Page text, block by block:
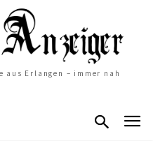
aus Erlangen – immer nah